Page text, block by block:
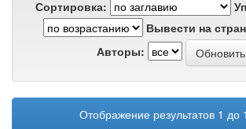
Сортировка:
Вывести на
Авторы:
Отображение результатов 1 до